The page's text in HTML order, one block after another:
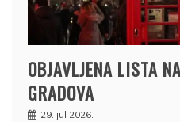
OBJAVLJENA LISTA
GRADOVA
29. jul 2026.